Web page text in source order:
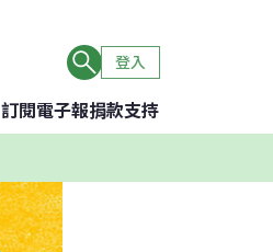
登入
訂閱電子報捐款支持